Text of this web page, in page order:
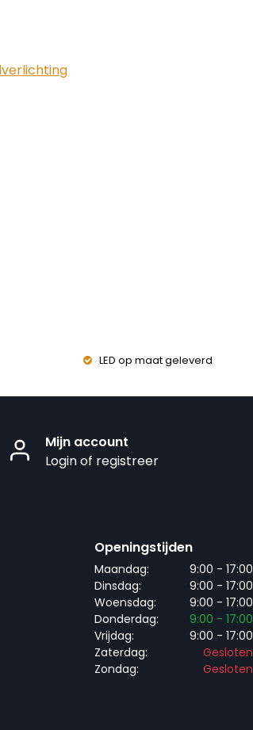
LED op maat geleverd
Mijn account
Login of registreer
Openingstijden
Maandag:
9:00 - 17:00
Dinsdag:
9:00 - 17:00
Woensdag:
9:00 - 17:00
Donderdag:
9:00 - 17:00
Vrijdag:
9:00 - 17:00
Zaterdag:
Gesloten
Zondag:
Gesloten